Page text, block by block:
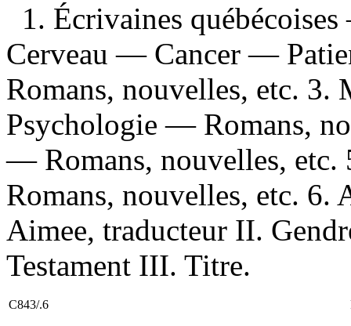
1. Écrivaines
Cerveau — Cancer —
Romans, nouvelles, etc. 3.
Psychologie — Romans,
— Romans, nouvelles,
Romans, nouvelles, etc.
Aimee, traducteur II.
Testament III. Titre.
C843/.6